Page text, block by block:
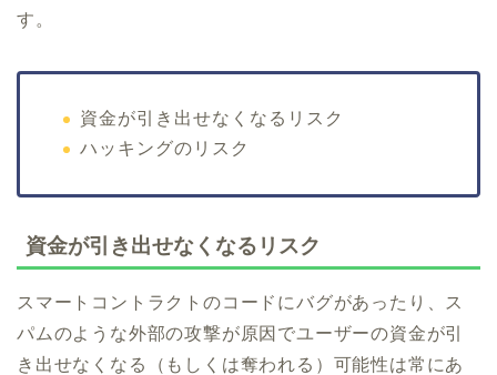
す。
資金が引き出せなくなるリスク
ハッキングのリスク
資金が引き出せなくなるリスク
スマートコントラクトのコードにバグがあったり、ス
パムのような外部の攻撃が原因でユーザーの資金が引
き出せなくなる（もしくは奪われる）可能性は常にあ